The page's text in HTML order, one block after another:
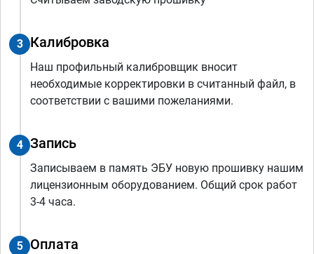
3 Калибровка
Наш профильный калибровщик вносит
необходимые корректировки в считанный файл, в
соответствии с вашими пожеланиями.
4 Запись
Записываем в память ЭБУ новую прошивку нашим
лицензионным оборудованием. Общий срок работ
3-4 часа.
5 Оплата